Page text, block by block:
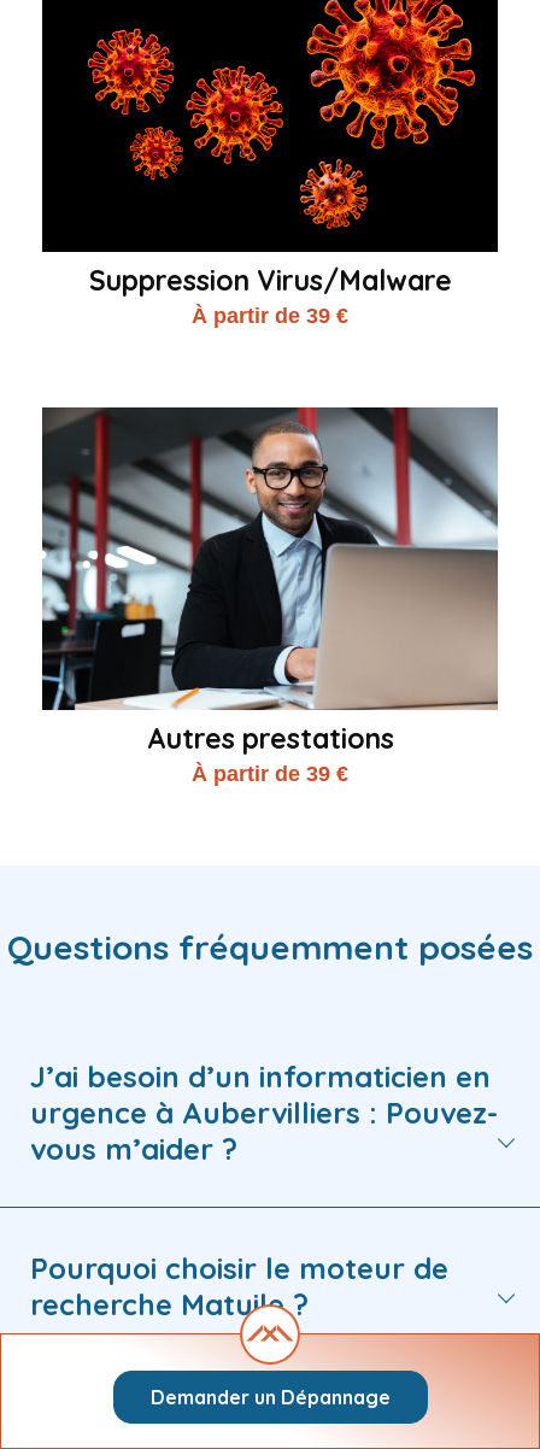
Suppression Virus/Malware
À partir de 39 €
Autres prestations
À partir de 39 €
Questions fréquemment posées
J’ai besoin d’un informaticien en
urgence à Aubervilliers : Pouvez-
vous m’aider ?
Pourquoi choisir le moteur de
recherche Matuile ?
Je souhaite demander une
Demander un Dépannage